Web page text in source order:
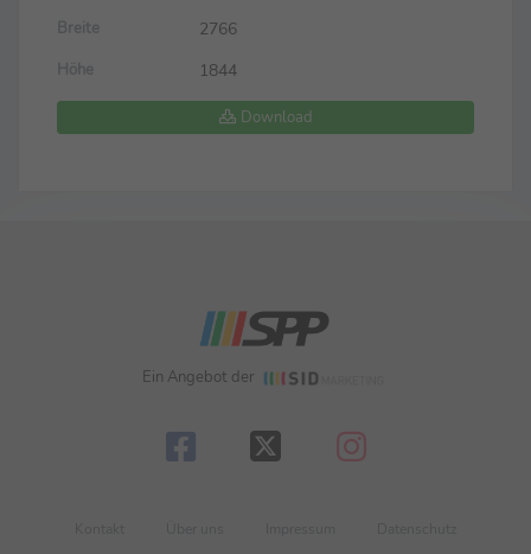
Breite 2766
Höhe 1844
Download
Ein Angebot der